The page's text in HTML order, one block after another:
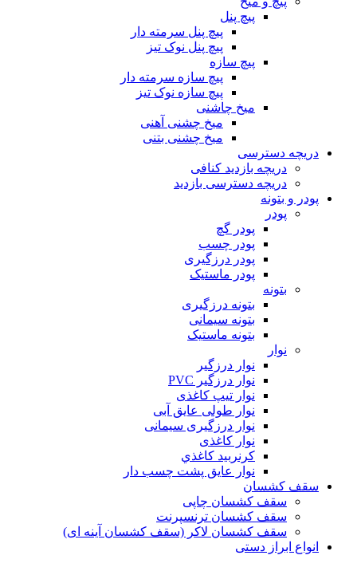
پیچ پنل
پیچ پنل سرمته دار
پیچ پنل نوک تیز
پیچ سازه
پیچ سازه سرمته دار
پیچ سازه نوک تیز
میخ چاشنی
میخ چشنی آهنی
میخ چشنی بتنی
دریچه دسترسی
دریچه بازدید کنافی
دریچه دسترسی بازدید
پودر و بتونه
پودر
پودر گچ
پودر چسب
پودر درزگیری
پودر ماستیک
بتونه
بتونه درزگیری
بتونه سیمانی
بتونه ماستیک
نوار
نوار درزگیر
نوار درزگیر PVC
نوار تیپ کاغذی
نوار طولی عايق آبی
نوار درزگیری سیمانی
نوار کاغذی
کرنربید کاغذي
نوار عایق پشت چسب دار
سقف کشسان
سقف کشسان چاپی
سقف کشسان ترنسپرنت
سقف کشسان لاکر (سقف کشسان آینه ای)
انواع ابراز دستی